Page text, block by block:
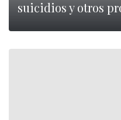
suicidios y otros